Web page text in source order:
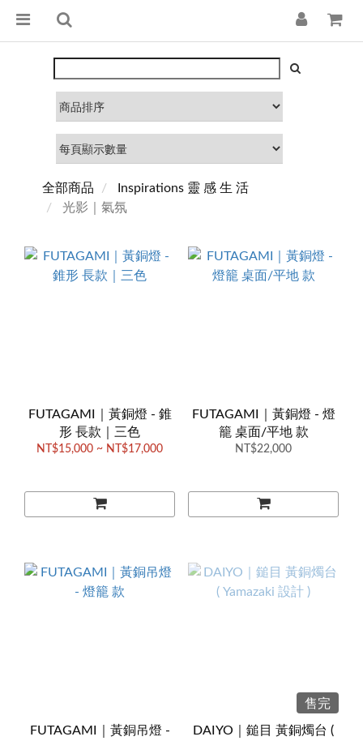
全部商品
Inspirations 靈 感 生 活
光影｜氣氛
FUTAGAMI｜黃銅燈 - 錐
形 長款｜三色
NT$15,000 ~ NT$17,000
FUTAGAMI｜黃銅燈 - 燈
籠 桌面/平地 款
NT$22,000
FUTAGAMI｜黃銅吊燈 -
售完
DAIYO｜鎚目 黃銅燭台 (